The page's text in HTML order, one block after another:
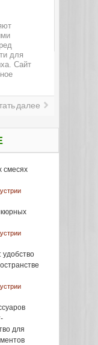
для
Сайт
далее
смесях
удобство
для